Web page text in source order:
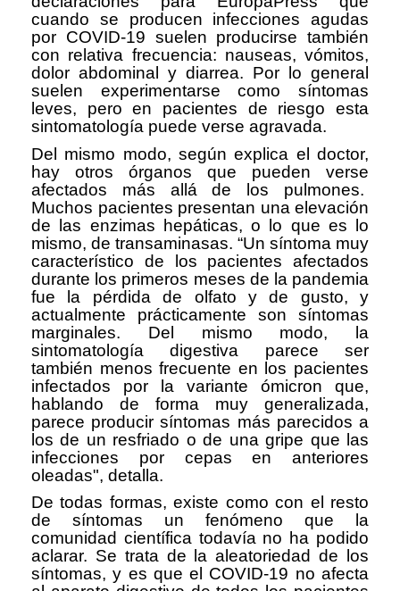
cuando se producen infecciones agudas
por COVID-19 suelen producirse también
con relativa frecuencia: nauseas, vómitos,
dolor abdominal y diarrea. Por lo general
suelen experimentarse como síntomas
leves, pero en pacientes de riesgo esta
sintomatología puede verse agravada.
Del mismo modo, según explica el doctor,
hay otros órganos que pueden verse
afectados más allá de los pulmones.
Muchos pacientes presentan una elevación
de las enzimas hepáticas, o lo que es lo
mismo, de transaminasas. “Un síntoma muy
característico de los pacientes afectados
durante los primeros meses de la pandemia
fue la pérdida de olfato y de gusto, y
actualmente prácticamente son síntomas
marginales. Del mismo modo, la
sintomatología digestiva parece ser
también menos frecuente en los pacientes
infectados por la variante ómicron que,
hablando de forma muy generalizada,
parece producir síntomas más parecidos a
los de un resfriado o de una gripe que las
infecciones por cepas en anteriores
oleadas", detalla.
De todas formas, existe como con el resto
de síntomas un fenómeno que la
comunidad científica todavía no ha podido
aclarar. Se trata de la aleatoriedad de los
síntomas, y es que el COVID-19 no afecta